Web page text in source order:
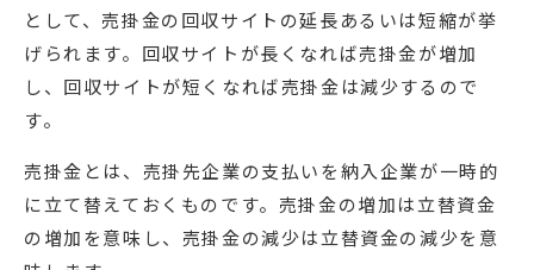
として、売掛金の回収サイトの延長あるいは短縮が挙
げられます。回収サイトが長くなれば売掛金が増加
し、回収サイトが短くなれば売掛金は減少するので
す。
売掛金とは、売掛先企業の支払いを納入企業が一時的
に立て替えておくものです。売掛金の増加は立替資金
の増加を意味し、売掛金の減少は立替資金の減少を意